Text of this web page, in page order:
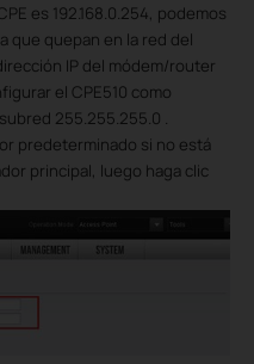
es 192.168.0.254, podemos
que quepan en la red del
IP del módem/router
el CPE510 como
255.255.255.0 .
predeterminado si no está
principal, luego haga clic